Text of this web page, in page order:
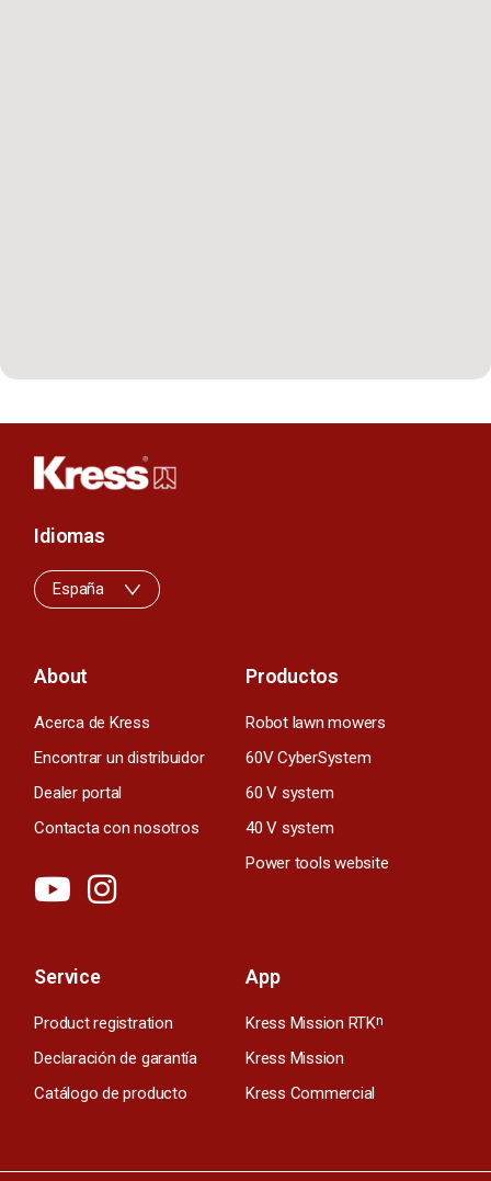
About
Acerca de Kress
Encontrar un distribuidor
Dealer portal
Contacta con nosotros
Productos
Robot lawn mowers
60V CyberSystem
60 V system
40 V system
Power tools website
Service
Product registration
Declaración de garantía
Catálogo de producto
App
Kress Mission RTKn
Kress Mission
Kress Commercial
Idiomas
España